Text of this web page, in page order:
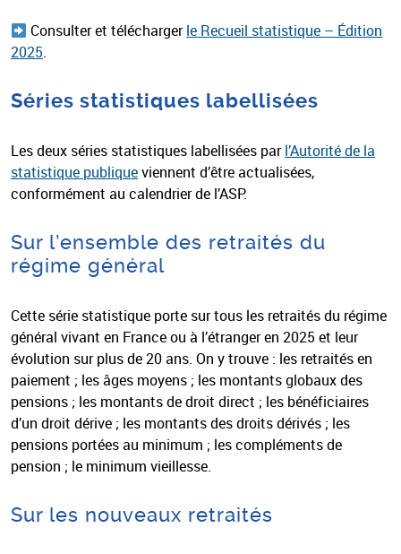
Consulter et téléchargerle Recueil statistique – Édition
2025.
Séries statistiques labellisées
Les deux séries statistiques labellisées parl’Autorité de la
statistique publiqueviennent d’être actualisées,
conformément au calendrier de l’ASP.
Sur l’ensemble des retraités du
régime général
Cette série statistique porte sur tous les retraités du régime
général vivant en France ou à l’étranger en 2025 et leur
évolution sur plus de 20 ans. On y trouve : les retraités en
paiement ; les âges moyens ; les montants globaux des
pensions ; les montants de droit direct ; les bénéficiaires
d’un droit dérive ; les montants des droits dérivés ; les
pensions portées au minimum ; les compléments de
pension ; le minimum vieillesse.
Sur les nouveaux retraités